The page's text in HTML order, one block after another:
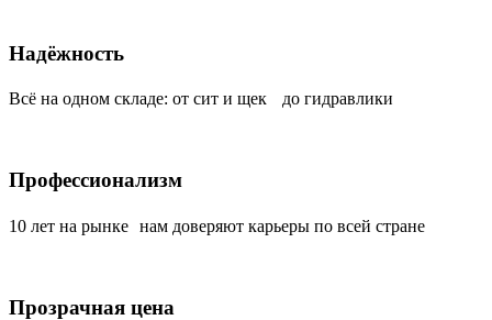
Надёжность
Всё на одном складе: от сит и щек до гидравлики
Профессионализм
10 лет на рынке нам доверяют карьеры по всей стране
Прозрачная цена